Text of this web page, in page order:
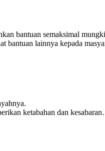
bantuan semaksimal
bantuan lainnya kepada
ketabahan dan